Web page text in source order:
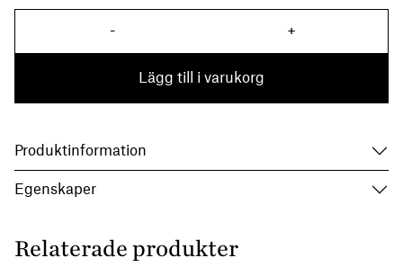
- Bordslampa Klot Seagrass
+
Lägg till i varukorg
Produktinformation
Egenskaper
Relaterade produkter